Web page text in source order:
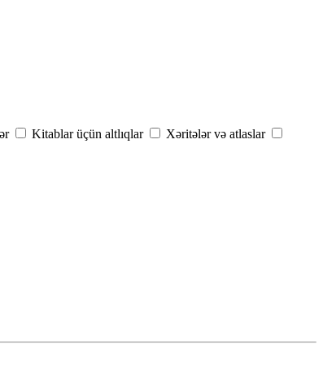
Kitablar üçün altlıqlar
Xəritələr və atlaslar